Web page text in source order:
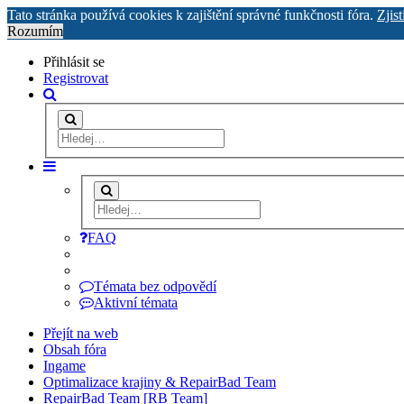
Tato stránka používá cookies k zajištění správné funkčnosti fóra.
Rozumím
Přihlásit se
Registrovat
FAQ
Témata bez odpovědí
Aktivní témata
Přejít na web
Obsah fóra
Ingame
Optimalizace krajiny & RepairBad Team
RepairBad Team [RB Team]